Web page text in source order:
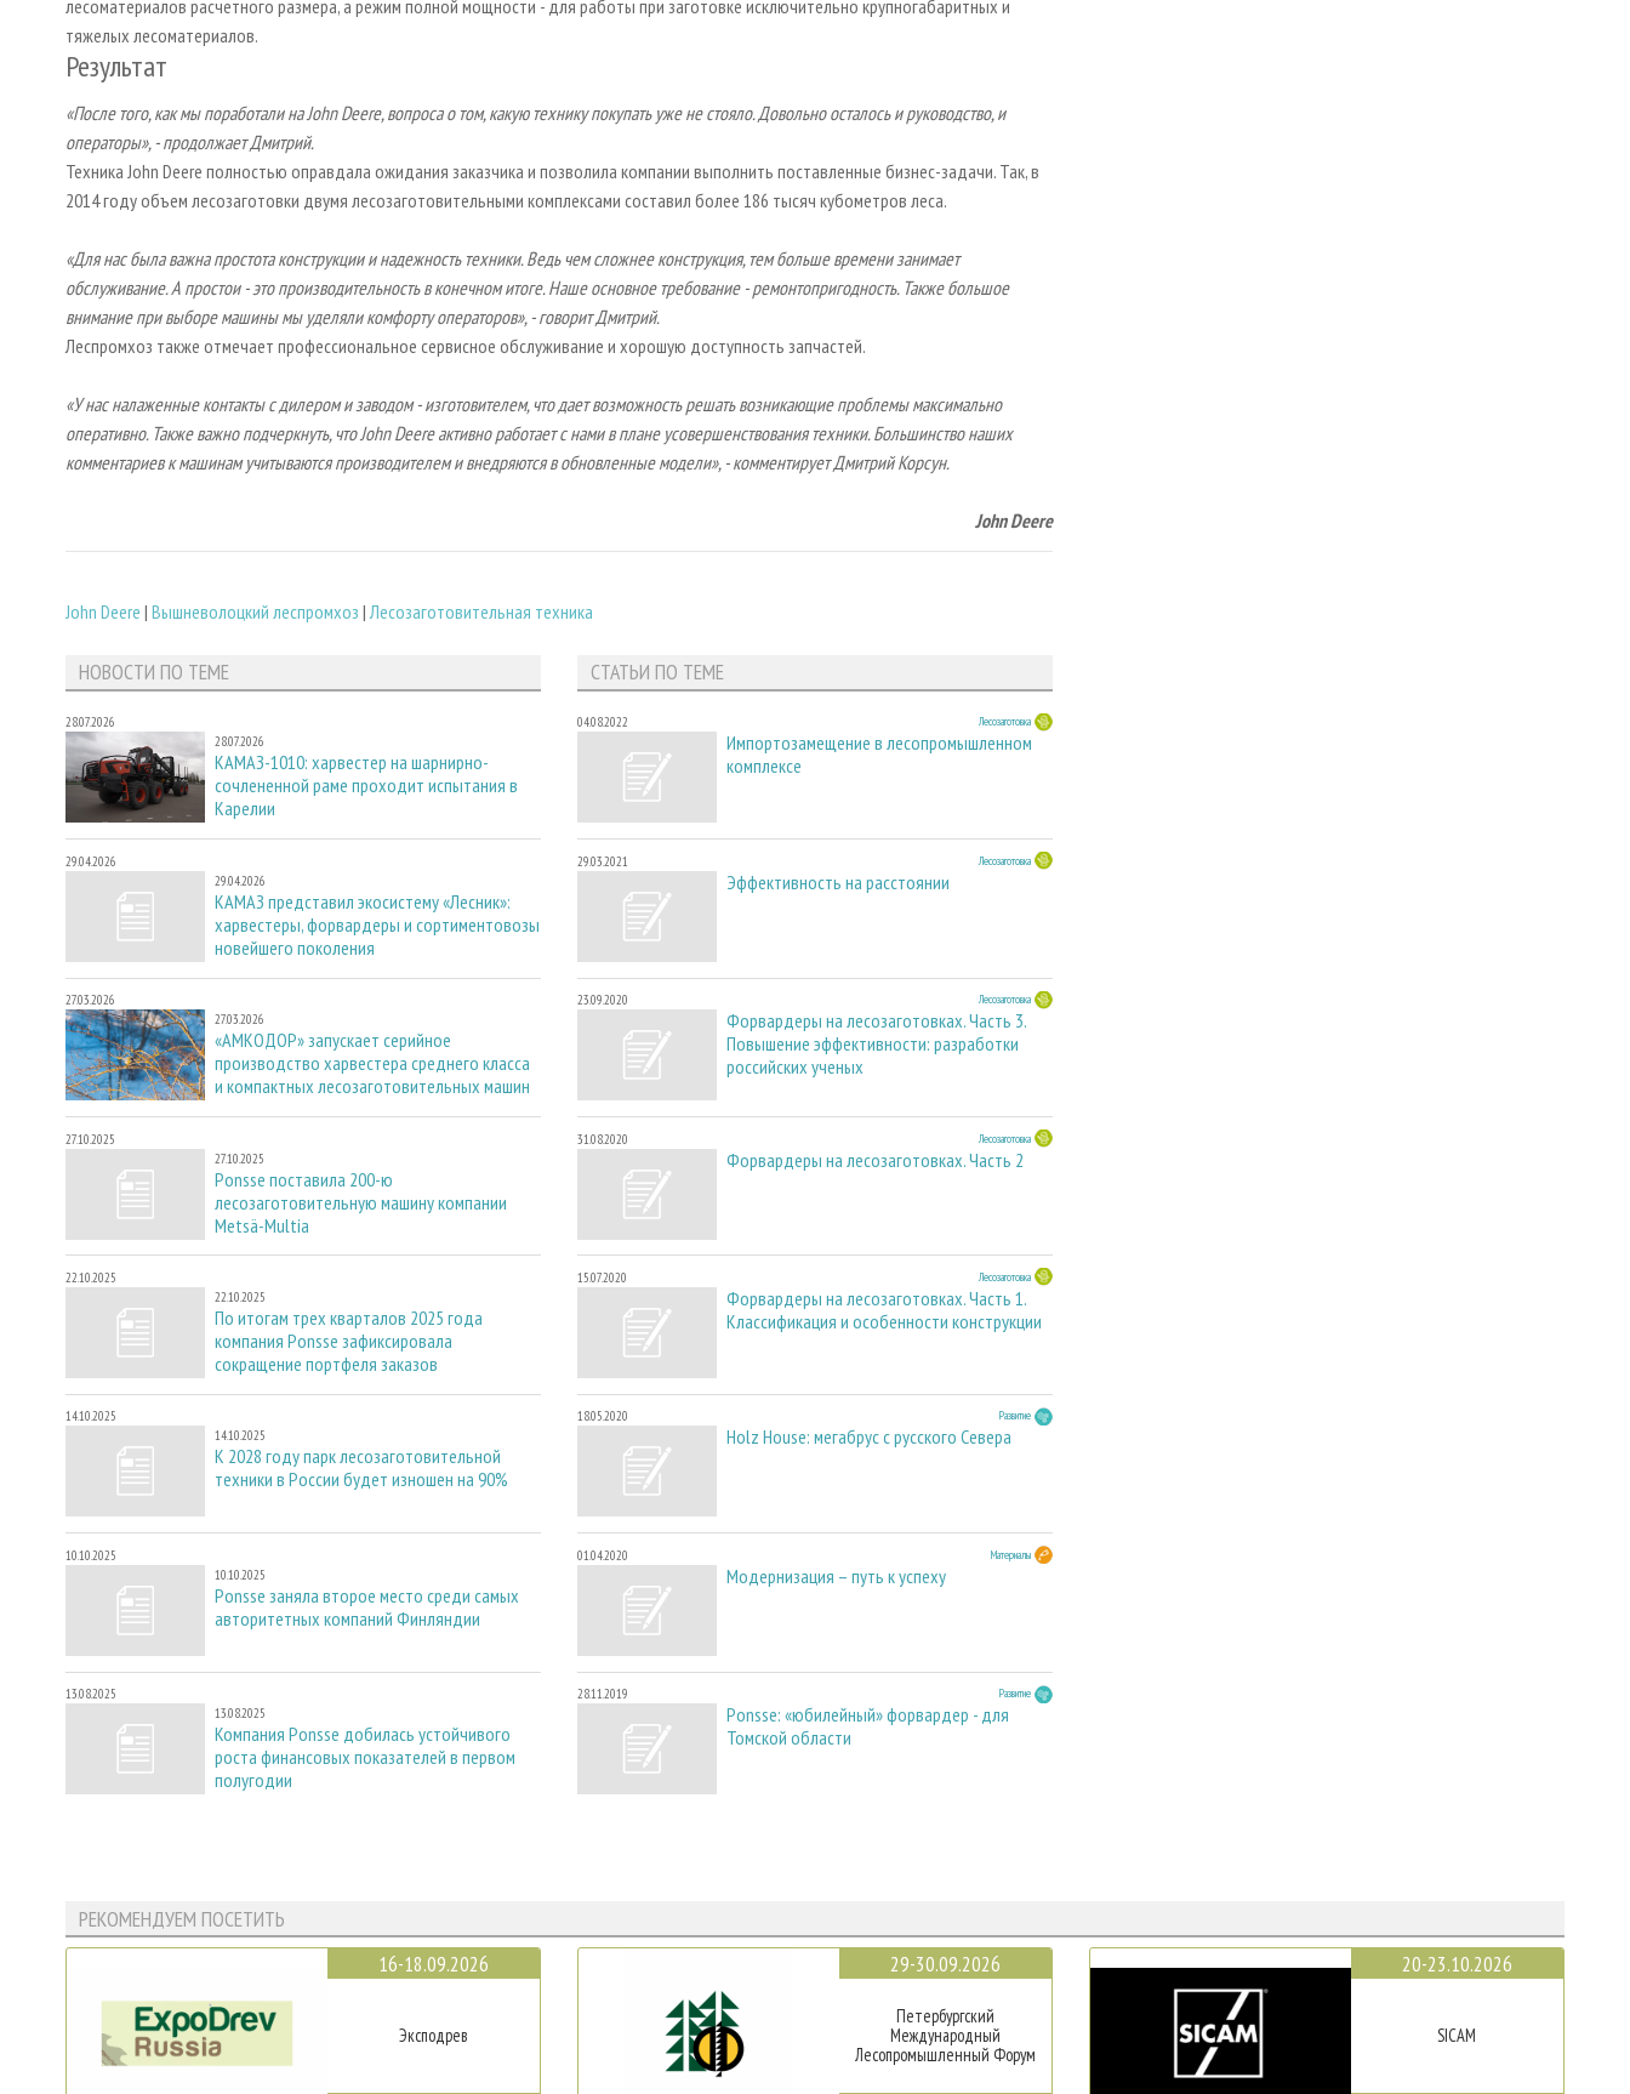
лесоматериалов расчетного размера, а режим полной мощности - для работы при заготовке исключительно крупногабаритных и
тяжелых лесоматериалов.
Результат
«После того, как мы поработали наJohn Deere, вопроса о том, какую технику покупать уже не стояло. Довольно осталось и руководство, и
операторы», - продолжает Дмитрий.
Техника John Deere полностью оправдала ожидания заказчика и позволила компании выполнить поставленные бизнес-задачи. Так, в
2014 году объем лесозаготовки двумя лесозаготовительными комплексами составил более 186 тысяч кубометров леса.
«Для нас была важна простота конструкции и надежность техники. Ведь чем сложнее конструкция, тем больше времени занимает
обслуживание. А простои - это производительность в конечном итоге. Наше основное требование - ремонтопригодность. Также большое
внимание при выборе машины мы уделяли комфорту операторов», - говорит Дмитрий.
Леспромхоз также отмечает профессиональное сервисное обслуживание и хорошую доступность запчастей.
«У нас налаженные контакты с дилером и заводом - изготовителем, что дает возможность решать возникающие проблемы максимально
оперативно. Также важно подчеркнуть, чтоJohn Deere активно работает с нами в плане усовершенствования техники. Большинство наших
комментариев к машинам учитываются производителем и внедряются в обновленные модели», - комментирует Дмитрий Корсун.
JohnDeere
John Deere | Вышневолоцкий леспромхоз | Лесозаготовительная техника
НОВОСТИ ПО ТЕМЕ
28.07.2026
28.07.2026
КАМАЗ-1010: харвестер на шарнирно-
сочлененной раме проходит испытания в
Карелии
29.04.2026
29.04.2026
КАМАЗ представил экосистему «Лесник»:
харвестеры, форвардеры и сортиментовозы
новейшего поколения
27.03.2026
27.03.2026
«АМКОДОР» запускает серийное
производство харвестера среднего класса
и компактных лесозаготовительных машин
27.10.2025
27.10.2025
Ponsse поставила 200-ю
лесозаготовительную машину компании
Metsä-Multia
22.10.2025
22.10.2025
По итогам трех кварталов 2025 года
компания Ponsse зафиксировала
сокращение портфеля заказов
14.10.2025
14.10.2025
К 2028 году парк лесозаготовительной
техники в России будет изношен на 90%
10.10.2025
10.10.2025
Ponsse заняла второе место среди самых
авторитетных компаний Финляндии
13.08.2025
13.08.2025
Компания Ponsse добилась устойчивого
роста финансовых показателей в первом
полугодии
СТАТЬИ ПО ТЕМЕ
04.08.2022 Лесозаготовка
Импортозамещение в лесопромышленном
комплексе
29.03.2021 Лесозаготовка
Эффективность на расстоянии
23.09.2020 Лесозаготовка
Форвардеры на лесозаготовках. Часть 3.
Повышение эффективности: разработки
российских ученых
31.08.2020 Лесозаготовка
Форвардеры на лесозаготовках. Часть 2
15.07.2020 Лесозаготовка
Форвардеры на лесозаготовках. Часть 1.
Классификация и особенности конструкции
18.05.2020 Развитие
Holz House: мегабрус с русского Севера
01.04.2020 Материалы
Модернизация – путь к успеху
28.11.2019 Развитие
Ponsse: «юбилейный» форвардер - для
Томской области
РЕКОМЕНДУЕМ ПОСЕТИТЬ
16-18.09.2026
Эксподрев
29-30.09.2026
Петербургский
Международный
Лесопромышленный Форум
20-23.10.2026
SICAM